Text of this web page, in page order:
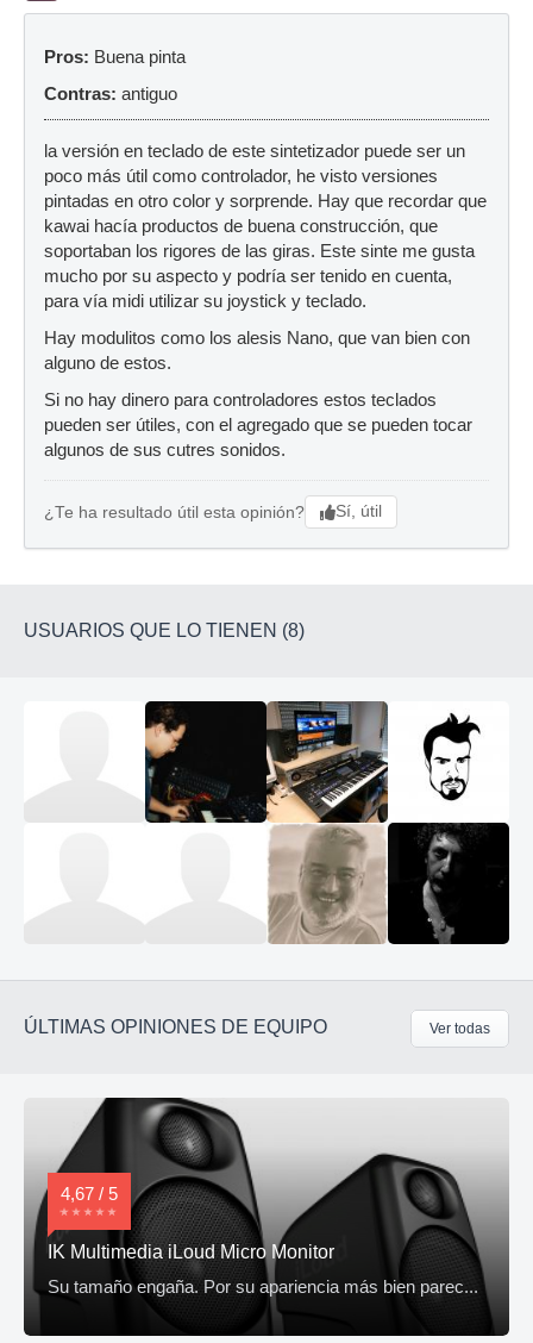
Pros: Buena pinta
Contras: antiguo
la versión en teclado de este sintetizador puede ser un
poco más útil como controlador, he visto versiones
pintadas en otro color y sorprende. Hay que recordar que
kawai hacía productos de buena construcción, que
soportaban los rigores de las giras. Este sinte me gusta
mucho por su aspecto y podría ser tenido en cuenta,
para vía midi utilizar su joystick y teclado.
Hay modulitos como los alesis Nano, que van bien con
alguno de estos.
Si no hay dinero para controladores estos teclados
pueden ser útiles, con el agregado que se pueden tocar
algunos de sus cutres sonidos.
¿Te ha resultado útil esta opinión? Sí, útil
USUARIOS QUE LO TIENEN (8)
ÚLTIMAS OPINIONES DE EQUIPO Ver todas
4,67 / 5
IK Multimedia iLoud Micro Monitor
Su tamaño engaña. Por su apariencia más bien parec...